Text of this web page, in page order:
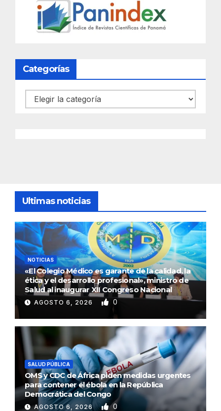
Categorías
Categorías
Ultimas noticias
NOTICIAS
«El Colegio Médico es garante de la calidad, la
ética y el desarrollo profesional», ministro de
Salud al inaugurar XII Congreso Nacional
AGOSTO 6, 2026 0
SALUD PÚBLICA
OMS y CDC de África piden medidas urgentes
para contener el ébola en la República
Democrática del Congo
AGOSTO 6, 2026 0